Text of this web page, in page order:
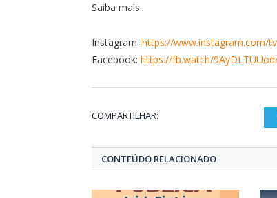
Saiba mais:
Instagram: https://www.instagram.com/
Facebook: https://fb.watch/
COMPARTILHAR:
CONTEÚDO RELACIONADO